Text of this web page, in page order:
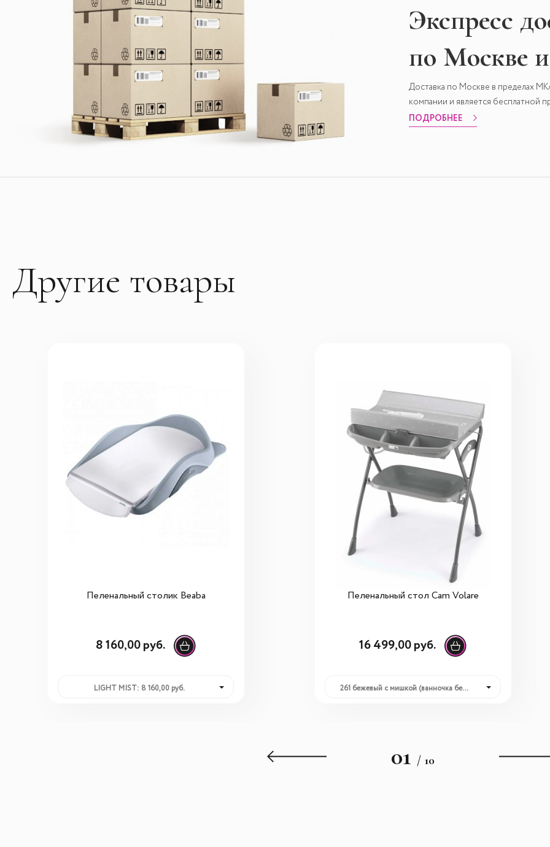
Экспресс
по Москве
Доставка по Москве в пределах
компании и является бесплатной
ПОДРОБНЕЕ
Другие товары
Пеленальный столик Beaba
8 160,00 руб.
LIGHT MIST: 8 160,00 руб.
Пеленальный стол Cam Volare
16 499,00 руб.
261 бежевый с мишкой (ванночка бежевая): 16 499,00 руб.
01 / 10